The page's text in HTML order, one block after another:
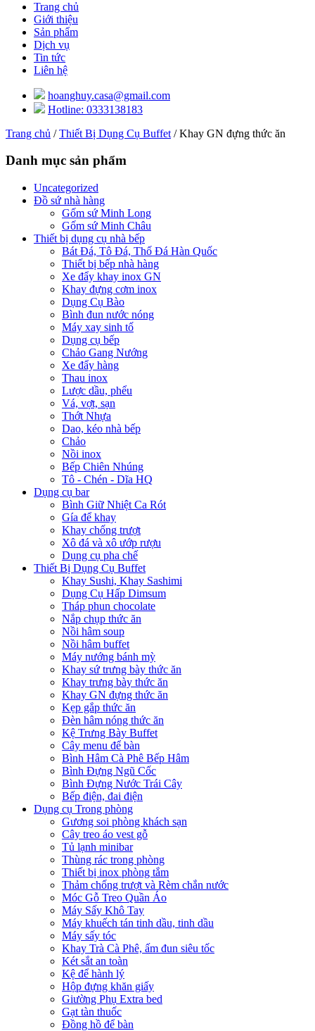
Trang chủ
Giới thiệu
Sản phẩm
Dịch vụ
Tin tức
Liên hệ
hoanghuy.casa@gmail.com
Hotline: 0333138183
Trang chủ /Thiết Bị Dụng Cụ Buffet / Khay GN đựng thức ăn
Danh mục sản phẩm
Uncategorized
Đồ sứ nhà hàng
Gốm sứ Minh Long
Gốm sứ Minh Châu
Thiết bị dụng cụ nhà bếp
Bát Đá, Tô Đá, Thố Đá Hàn Quốc
Thiết bị bếp nhà hàng
Xe đẩy khay inox GN
Khay đựng cơm inox
Dụng Cụ Bào
Bình đun nước nóng
Máy xay sinh tố
Dụng cụ bếp
Chảo Gang Nướng
Xe đẩy hàng
Thau inox
Lược dầu, phểu
Vá, vợt, sạn
Thớt Nhựa
Dao, kéo nhà bếp
Chảo
Nồi inox
Bếp Chiên Nhúng
Tô - Chén - Dĩa HQ
Dụng cụ bar
Bình Giữ Nhiệt Ca Rót
Gía để khay
Khay chống trượt
Xô đá và xô ướp rượu
Dụng cụ pha chế
Thiết Bị Dụng Cụ Buffet
Khay Sushi, Khay Sashimi
Dụng Cụ Hấp Dimsum
Tháp phun chocolate
Nắp chụp thức ăn
Nồi hâm soup
Nồi hâm buffet
Máy nướng bánh mỳ
Khay sứ trưng bày thức ăn
Khay trưng bày thức ăn
Khay GN đựng thức ăn
Kẹp gắp thức ăn
Đèn hâm nóng thức ăn
Kệ Trưng Bày Buffet
Cây menu để bàn
Bình Hâm Cà Phê Bếp Hâm
Bình Đựng Ngũ Cốc
Bình Đựng Nước Trái Cây
Bếp điện, đai điện
Dụng cụ Trong phòng
Gương soi phòng khách sạn
Cây treo áo vest gỗ
Tủ lạnh minibar
Thùng rác trong phòng
Thiết bị inox phòng tắm
Thảm chống trượt và Rèm chắn nước
Móc Gỗ Treo Quần Áo
Máy Sấy Khô Tay
Máy khuếch tán tinh dầu, tinh dầu
Máy sấy tóc
Khay Trà Cà Phê, ấm đun siêu tốc
Két sắt an toàn
Kệ để hành lý
Hộp đựng khăn giấy
Giường Phụ Extra bed
Gạt tàn thuốc
Đồng hồ để bàn